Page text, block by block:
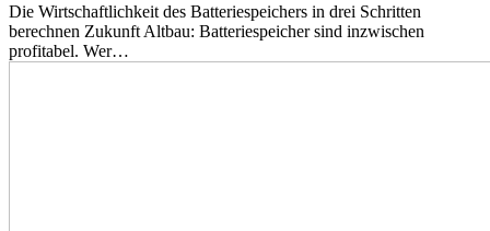
Die Wirtschaftlichkeit des Batteriespeichers in drei Schritten
berechnen Zukunft Altbau: Batteriespeicher sind inzwischen
profitabel. Wer…